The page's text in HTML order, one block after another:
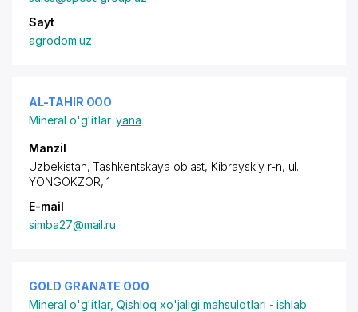
Sayt
agrodom.uz
AL-TAHIR ООО
Mineral o'g'itlar yana
Manzil
Uzbekistan, Tashkentskaya oblast, Kibrayskiy r-n, ul.
YONGOKZOR, 1
E-mail
simba27@mail.ru
GOLD GRANATE ООО
Mineral o'g'itlar,Qishloq xo'jaligi mahsulotlari - ishlab